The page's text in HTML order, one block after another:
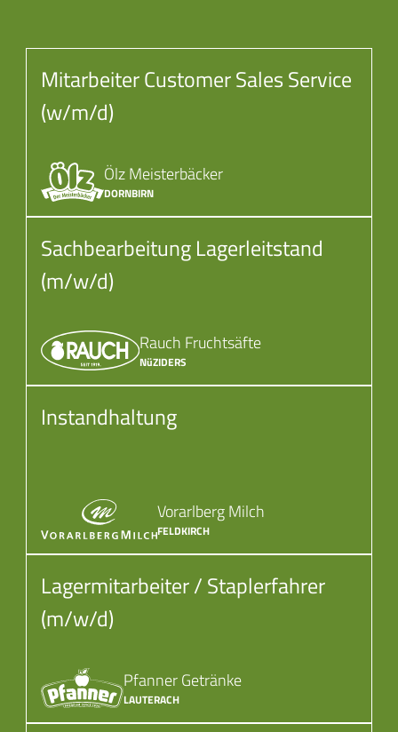
Mitarbeiter Customer Sales Service
(w/m/d)
Ölz Meisterbäcker
DORNBIRN
Sachbearbeitung Lagerleitstand
(m/w/d)
Rauch Fruchtsäfte
NüZIDERS
Instandhaltung
Vorarlberg Milch
FELDKIRCH
Lagermitarbeiter / Staplerfahrer
(m/w/d)
Pfanner Getränke
LAUTERACH